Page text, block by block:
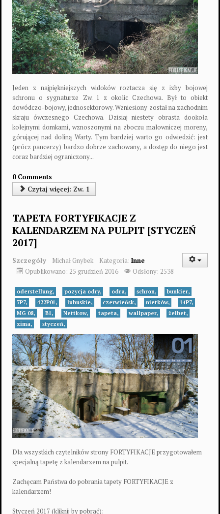
Jeden z najpiękniejszych widoków roztacza się z izby bojowej
schronu o sygnaturze Zw. 1 z okolic Czechowa. Był to obiekt
dowódczo-bojowy, jednosektorowy. Wzniesiony został na zachodnim
skraju ówczesnego Czechowa. Dzisiaj niestety obrasta dookoła
kolejnymi domkami, wznoszonymi na zboczu malowniczej moreny,
górującej nad doliną Warty. Tym bardziej warto go odwiedzić: jest
(prócz pancerzy) bardzo dobrze zachowany, a dostęp do niego jest
coraz bardziej ograniczony...
0 Comments
Czytaj więcej: Zw. 1
TAPETA FORTYFIKACJE Z
KALENDARZEM NA PULPIT [STYCZEŃ
2017]
Szczegóły Michał Gnybek Kategoria: Inne
Opublikowano: 25 grudzień 2016
Odsłony: 2538
oderstellung, pozycja odry, odra, schron,
bunkier,
7P7,
422P01, lubuskie, czerwieńsk, nietków,
14P7,
MG 08,
B1, Nettkow, tapeta, wallpaper,
żelbet,
zima,
styczeń,
Dla wszystkich czytelników strony FORTYFIKACJE przygotowałem
specjalną tapetę z kalendarzem na pulpit.
Zachęcam Państwa do pobrania tapety FORTYFIKACJE z
kalendarzem!
Styczeń 2017 (kliknij by pobrać):